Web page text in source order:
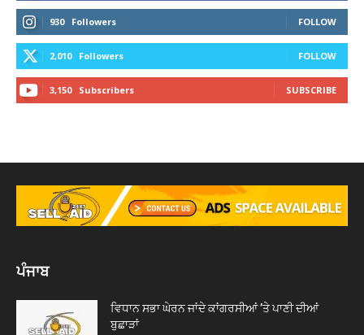
930 Followers FOLLOW
2,010 Followers FOLLOW
3,150 Subscribers SUBSCRIBE
ਪੰਜਾਬ
ਵਿਧਾਨ ਸਭਾ ਘੇਰਨ ਜਾਂਦੇ ਕਾਂਗਰਸੀਆਂ ’ਤੇ ਪਾਣੀ ਦੀਆਂ
ਬੁਛਾੜਾਂ